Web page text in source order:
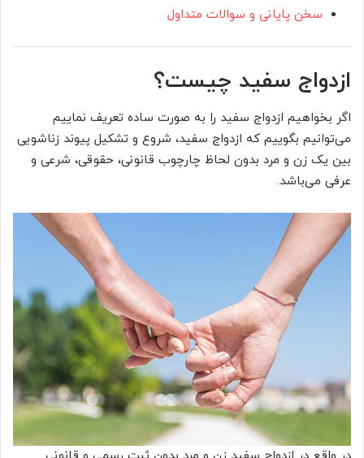
سخن پایانی و سوالات متداول
ازدواج سفید چیست؟
اگر بخواهیم ازدواج سفید را به صورت ساده تعریف نماییم
می‌توانیم بگوییم که ازدواج سفید، شروع و تشکیل پیوند زناشویی
بین یک زن و مرد بدون لحاظ چارچوب قانونی، حقوقی، شرعی و
عرفی می‌باشد.